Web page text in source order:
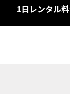
1日レンタル